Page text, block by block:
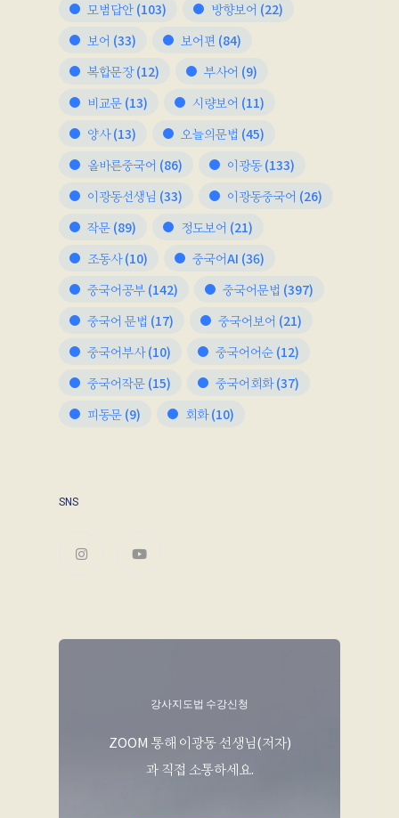
모범답안 (103) 방향보어 (22)
보어 (33) 보어편 (84)
복합문장(12) 부사어 (9)
비교문 (13) 시량보어 (11)
양사(13) 오늘의문법 (45)
올바른중국어 (86) 이광동 (133)
이광동선생님 (33) 이광동중국어 (26)
작문 (89) 정도보어 (21)
조동사(10) 중국어AI (36)
중국어공부 (142) 중국어문법 (397)
중국어 문법 (17) 중국어보어 (21)
중국어부사(10) 중국어어순 (12)
중국어작문 (15) 중국어회화(37)
피동문 (9) 회화(10)
SNS
강사지도법 수강신청
ZOOM 통해 이광동 선생님(저자)
과 직접 소통하세요.